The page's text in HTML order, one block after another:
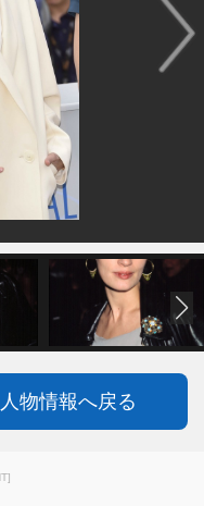
物情報へ戻る